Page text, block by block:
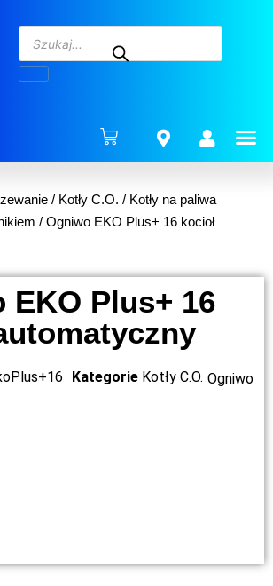
/ Kotły C.O. / Kotły na paliwa
/ Ogniwo EKO Plus+ 16 kocioł
EKO Plus+ 16
Kategorie Kotły C.O. Ogniwo